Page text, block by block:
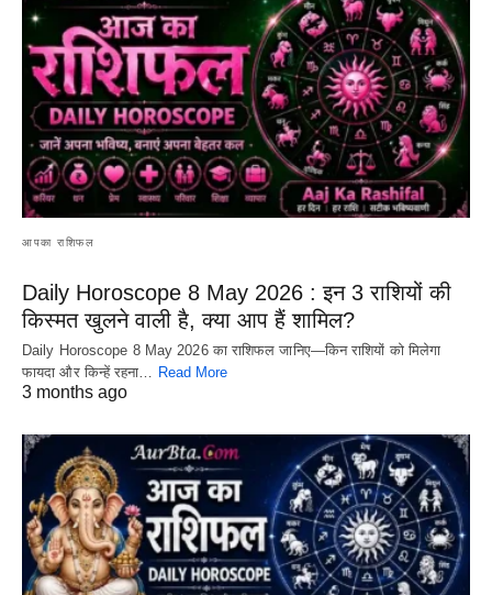
आपका राशिफल
Daily Horoscope 8 May 2026 : इन 3 राशियों की
किस्मत खुलने वाली है, क्या आप हैं शामिल?
Daily Horoscope 8 May 2026 का राशिफल जानिए—किन राशियों को मिलेगा
फायदा और किन्हें रहना… Read More
3 months ago